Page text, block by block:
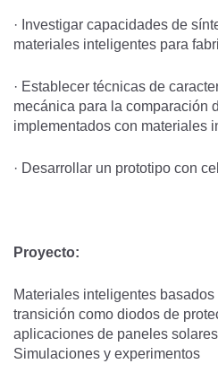
· Investigar capacidades de
materiales inteligentes para
· Establecer técnicas de
mecánica para la comparación
implementados con materiales
· Desarrollar un prototipo con
Proyecto:
Materiales inteligentes
transición como diodos de
aplicaciones de paneles
Simulaciones y experimentos